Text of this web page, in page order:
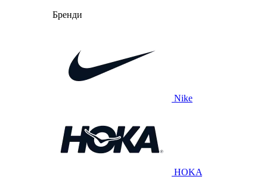
Бренди
Nike
HOKA